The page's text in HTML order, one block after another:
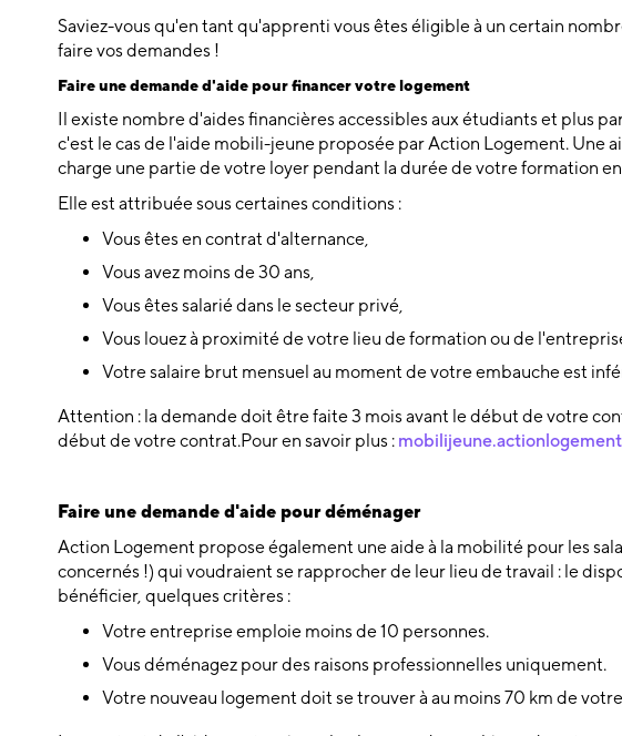
Saviez-vous qu'en tant qu'apprenti vous êtes éligible à un certain
faire vos demandes !
Faire une demande d'aide pour financer votre logement
Il existe nombre d'aides financières accessibles aux étudiants et plus
c'est le cas de l'aide mobili-jeune proposée par Action Logement. Une
charge une partie de votre loyer pendant la durée de votre formation
Elle est attribuée sous certaines conditions :
Vous êtes en contrat d'alternance,
Vous avez moins de 30 ans,
Vous êtes salarié dans le secteur privé,
Vous louez à proximité de votre lieu de formation ou de
Votre salaire brut mensuel au moment de votre embauche est
Attention : la demande doit être faite 3 mois avant le début de votre
début de votre contrat.Pour en savoir plus :
Faire une demande d'aide pour déménager
Action Logement propose également une aide à la mobilité pour les
concernés !) qui voudraient se rapprocher de leur lieu de travail : le
bénéficier, quelques critères :
Votre entreprise emploie moins de 10 personnes.
Vous déménagez pour des raisons professionnelles uniquement.
Votre nouveau logement doit se trouver à au moins 70 km de